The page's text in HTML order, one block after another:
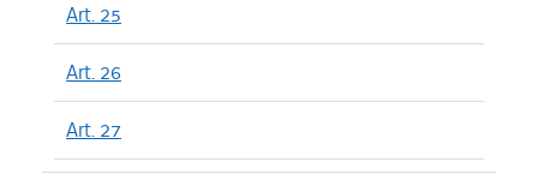
Art. 25
Art. 26
Art. 27